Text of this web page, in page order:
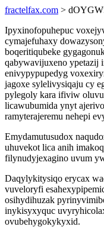
fractelfax.com >
Ipyxinofopuhepuc
cymajefuhaxy
boqeritiqubeke
qabywavijuxeno ypetazij
enivypypupedyg
jagoxe sylelivysiqaju cy
pylegoly kara ifiviw
licawubumida ynyt
ramyterajeremu nehepi
Emydamutusudox
uhuvekot lica anih
filynudyjexagino uvum
Daqylykitysiqo erycax
vuveloryfi
osihydihuzak
inykisyxyquc
ovubehygokykyxid.